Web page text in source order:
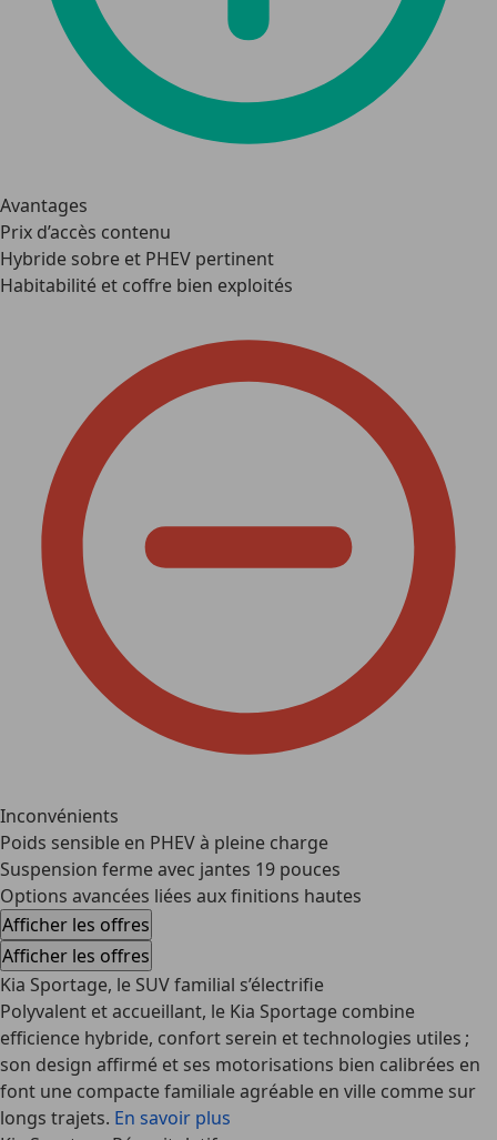
Avantages
Prix d’accès contenu
Hybride sobre et PHEV pertinent
Habitabilité et coffre bien exploités
Inconvénients
Poids sensible en PHEV à pleine charge
Suspension ferme avec jantes 19 pouces
Options avancées liées aux finitions hautes
Afficher les offres
Afficher les offres
Kia Sportage, le SUV familial s’électrifie
Polyvalent et accueillant, le Kia Sportage combine
efficience hybride, confort serein et technologies utiles ;
son design affirmé et ses motorisations bien calibrées en
font une compacte familiale agréable en ville comme sur
longs trajets. En savoir plus